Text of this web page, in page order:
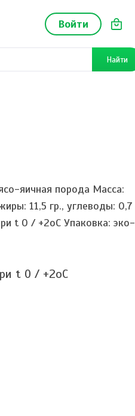
Войти
Найти
яичная порода Масса:
11,5 гр., углеводы: 0,7
t 0 / +2oC Упаковка: эко-
t 0 / +2oC